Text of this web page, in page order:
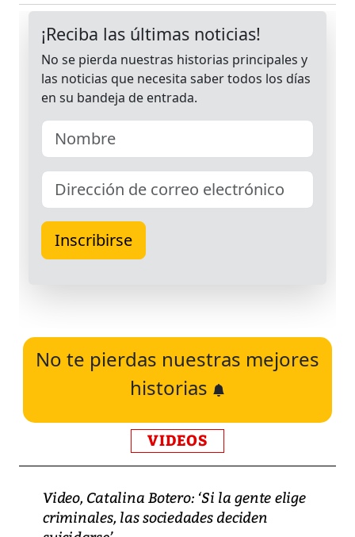
No te pierdas nuestras mejores
historias
VIDEOS
Video, Catalina Botero: ‘Si la gente elige
criminales, las sociedades deciden